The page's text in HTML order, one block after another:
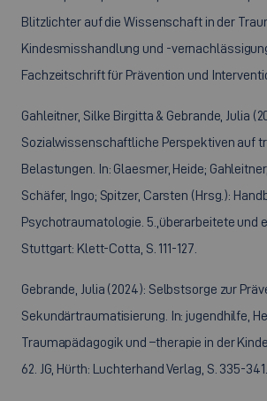
Blitzlichter auf die Wissenschaft in der
Kindesmisshandlung und -
Fachzeitschrift für Prävention und
Gahleitner, Silke Birgitta & Gebrande, Julia
Sozialwissenschaftliche Perspektiven auf
Belastungen. In: Glaesmer, Heide;
Schäfer, Ingo; Spitzer, Carsten (Hrsg.):
Psychotraumatologie. 5.,überarbeitete und
Stuttgart: Klett-Cotta, S. 111-127.
Gebrande, Julia (2024): Selbstsorge zur
Sekundärtraumatisierung. In: jugendhilfe,
Traumapädagogik und –therapie in der
62. JG, Hürth: Luchterhand Verlag, S. 335-341.